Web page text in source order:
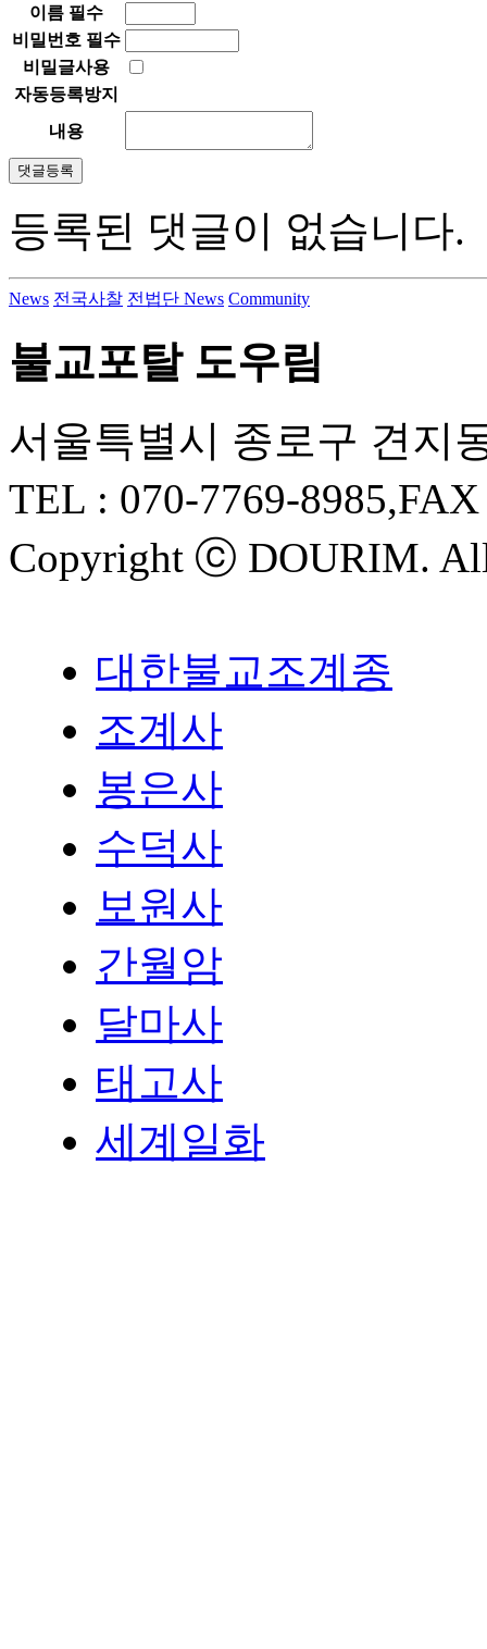
이름 필수
비밀번호 필수
비밀글사용
자동등록방지
내용
등록된 댓글이 없습니다.
News 전국사찰 전법단 News Community
불교포탈 도우림
서울특별시 종로구 견지
TEL : 070-7769-8985
Copyright ⓒ DOURIM.
대한불교조계종
조계사
봉은사
수덕사
보원사
간월암
달마사
태고사
세계일화